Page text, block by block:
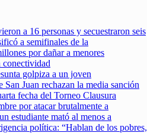
a 16 personas y secuestraron seis
a semifinales de la
por dañar a menores
conectividad
golpiza a un joven
Juan rechazan la media sanción
fecha del Torneo Clausura
por atacar brutalmente a
estudiante mató al menos a
política: “Hablan de los pobres,